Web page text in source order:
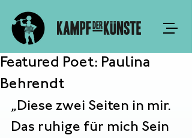
Featured Poet: Paulina
Behrendt
„Diese zwei Seiten in mir.
Das ruhige für mich Sein